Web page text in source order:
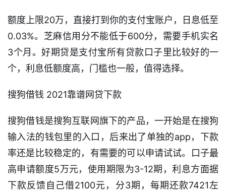
首
页
口
子
信
息
信
卡
额度上限20万，直接打到你的支付宝账户，日息低至
0.03%。芝麻信用分不能低于600分，需要手机实名
3个月。好期贷是支付宝所有贷款口子里比较好的一
个，利息低额度高，门槛也一般，值得选择。
搜狗借钱 2021靠谱网贷下款
搜狗借钱是搜狗互联网旗下的产品，一开始是在搜狗
输入法的钱包里的入口，后来出了单独的app，下款
率还是比较稳定的，有需要的可以申请试试。口子最
高申请额度5万元，使用期限为3-12期，利息方面据
下款反馈自己借2100元，分3期，每期还款7421左